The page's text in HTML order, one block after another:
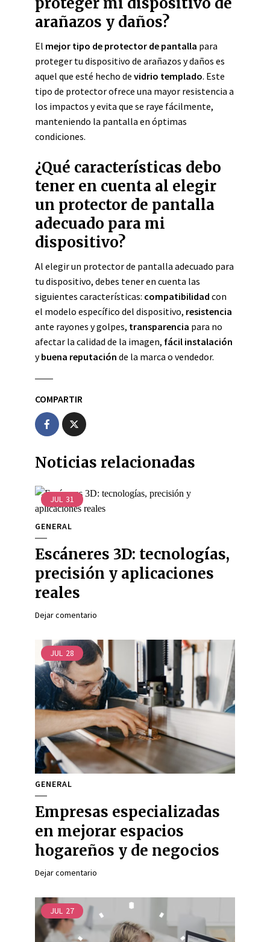
arañazos y daños?
El mejor tipo de protector de pantalla para
proteger tu dispositivo de arañazos y daños es
aquel que esté hecho de vidrio templado. Este
tipo de protector ofrece una mayor resistencia a
los impactos y evita que se raye fácilmente,
manteniendo la pantalla en óptimas
condiciones.
¿Qué características debo
tener en cuenta al elegir
un protector de pantalla
adecuado para mi
dispositivo?
Al elegir un protector de pantalla adecuado para
tu dispositivo, debes tener en cuenta las
siguientes características: compatibilidad con
el modelo específico del dispositivo, resistencia
ante rayones y golpes, transparencia para no
afectar la calidad de la imagen, fácil instalación
ybuena reputación de la marca o vendedor.
COMPARTIR
Noticias relacionadas
JUL 31
GENERAL
Escáneres 3D: tecnologías,
precisión y aplicaciones
reales
Dejar comentario
JUL 28
GENERAL
Empresas especializadas
en mejorar espacios
hogareños y de negocios
Dejar comentario
JUL 27